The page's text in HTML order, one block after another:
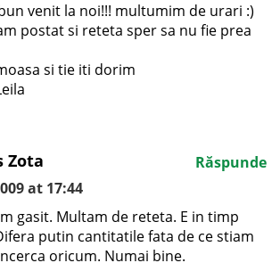
venit la noi!!! multumim de urari :)
postat si reteta sper sa nu fie prea
si tie iti dorim
Zota
at 17:44
gasit. Multam de reteta. E in timp
putin cantitatile fata de ce stiam
oricum. Numai bine.
Răspunde